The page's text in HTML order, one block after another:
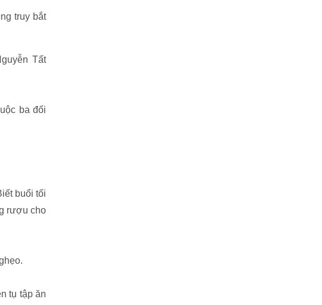
truy bắt
Tất
ba đối
buổi tối
rượu cho
tụ tập ăn